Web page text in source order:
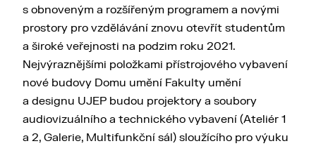
s obnoveným a rozšířeným programem a novými
prostory pro vzdělávání znovu otevřít studentům
a široké veřejnosti na podzim roku 2021.
Nejvýraznějšími položkami přístrojového vybavení
nové budovy Domu umění Fakulty umění
a designu UJEP budou projektory a soubory
audiovizuálního a technického vybavení (Ateliér 1
a 2, Galerie, Multifunkční sál) sloužícího pro výuku